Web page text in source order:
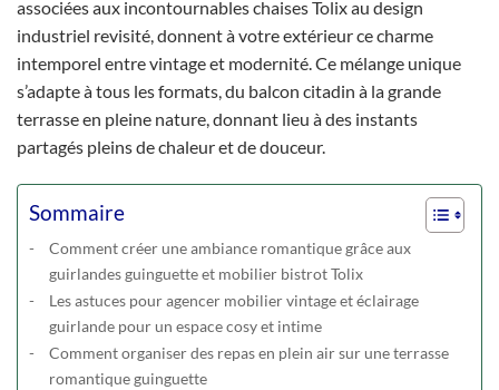
associées aux incontournables chaises Tolix au design
industriel revisité, donnent à votre extérieur ce charme
intemporel entre vintage et modernité. Ce mélange unique
s’adapte à tous les formats, du balcon citadin à la grande
terrasse en pleine nature, donnant lieu à des instants
partagés pleins de chaleur et de douceur.
Sommaire
Comment créer une ambiance romantique grâce aux
guirlandes guinguette et mobilier bistrot Tolix
Les astuces pour agencer mobilier vintage et éclairage
guirlande pour un espace cosy et intime
Comment organiser des repas en plein air sur une terrasse
romantique guinguette